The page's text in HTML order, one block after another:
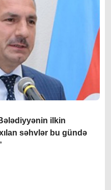
ilkin
səhvlər bu gündə